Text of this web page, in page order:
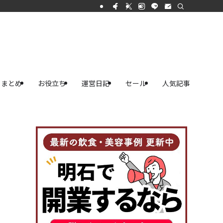
まとめ お役立ち 運営日記 セール 人気記事